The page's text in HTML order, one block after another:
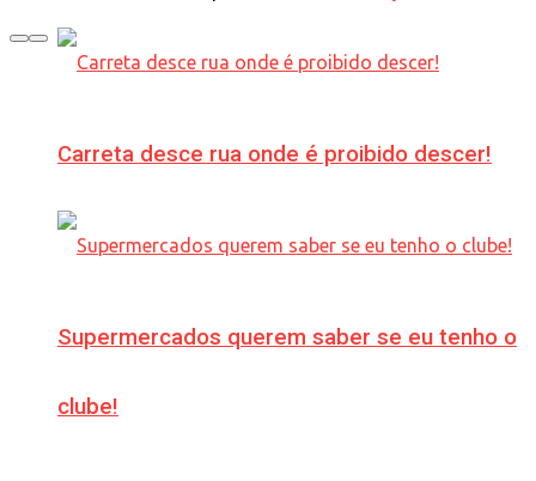
Carreta desce rua onde é proibido descer!
Supermercados querem saber se eu tenho o
clube!